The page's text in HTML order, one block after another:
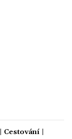
Cestování|